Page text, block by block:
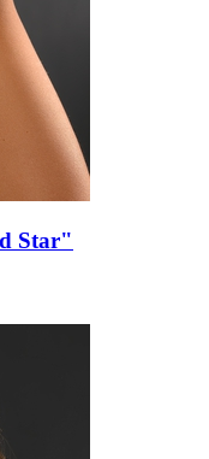
Star"